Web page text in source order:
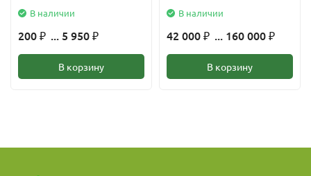
В наличии
200 ₽ ... 5 950 ₽
В корзину
В наличии
42 000 ₽ ... 160 000 ₽
В корзину